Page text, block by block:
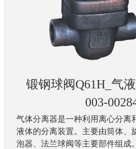
锻钢球阀Q61H_气
003-
气体分离器是一种利用离心分离
液体的分离装置。主要由筒体、
泡器、法兰球阀等主要部件组成